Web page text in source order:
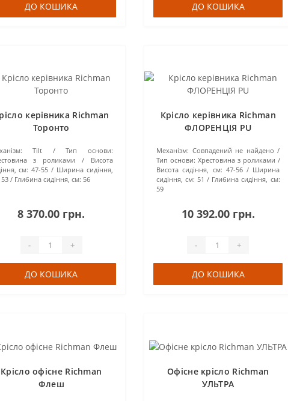
ДО КОШИКА ДО КОШИКА
керівника Richman
Торонто
Tilt
Тип основи:
з роликами
Висота
см: 47-55
Ширина сидіння,
53 Глибина сидіння, см: 56
8 370.00 грн.
- +
ДО КОШИКА
Крісло керівника Richman
ФЛОРЕНЦІЯ PU
Механізм: Совпадений не найдено
Тип основи: Хрестовина з роликами
Висота сидіння, см: 47-56
Ширина
сидіння, см: 51
Глибина сидіння, см:
59
10 392.00 грн.
- +
ДО КОШИКА
Крісло офісне Richman
Флеш
Офісне крісло Richman
УЛЬТРА